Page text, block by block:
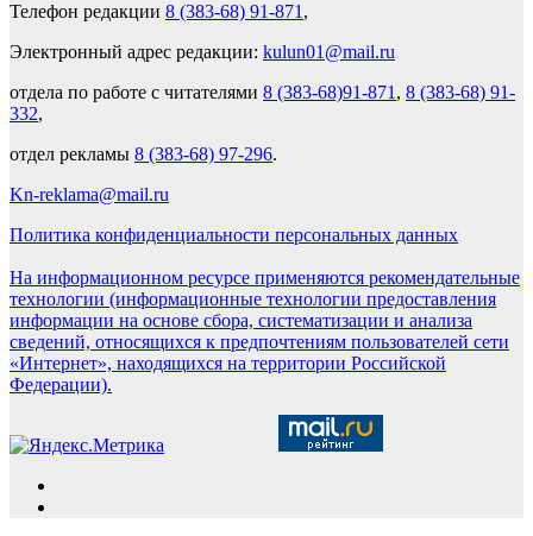
Телефон редакции 8 (383-68) 91-871 ,
Электронный адрес редакции: kulun01@mail.ru
отдела по работе с читателями 8 (383-68)91-871 , 8 (383-68) 91-
332,
отдел рекламы 8 (383-68) 97-296.
Kn-reklama@mail.ru
Политика конфиденциальности персональных данных
На информационном ресурсе применяются рекомендательные
технологии (информационные технологии предоставления
информации на основе сбора, систематизации и анализа
сведений, относящихся к предпочтениям пользователей сети
«Интернет», находящихся на территории Российской
Федерации).